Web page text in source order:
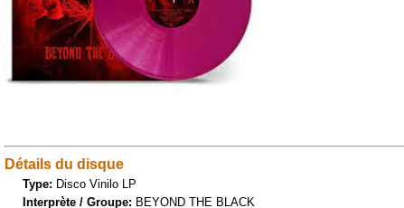
Détails du disque
Type: Disco Vinilo LP
Interprète / Groupe: BEYOND THE BLACK